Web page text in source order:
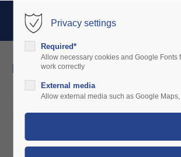
Login
Nome utente
Password
Login
news
luftsportverein e.V
Privacy settings
Required*
Allow necessary cookies and Google Fonts
work correctly
External media
Allow external media such as Google